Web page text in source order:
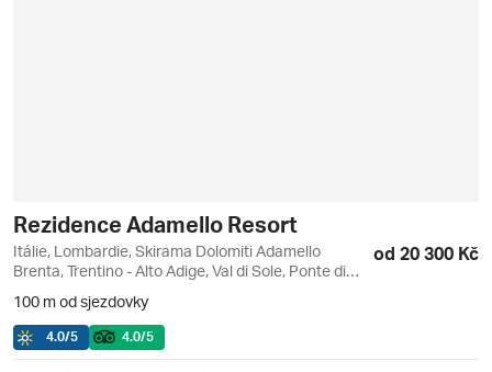
Rezidence Adamello Resort
Itálie, Lombardie, Skirama Dolomiti Adamello
Brenta, Trentino - Alto Adige, Val di Sole, Ponte di
od 20 300 Kč
100 m od sjezdovky
4.0/5 4.0/5